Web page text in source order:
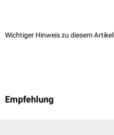
Wichtiger Hinweis zu diesem Artikel
Empfehlung